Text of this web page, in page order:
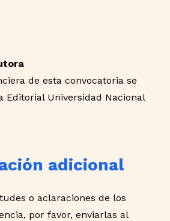
de esta convocatoria se
Editorial Universidad Nacional
adicional
o aclaraciones de los
por favor, enviarlas al